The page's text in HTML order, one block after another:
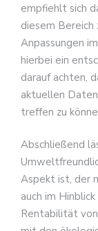
empfiehlt sich
diesem
Anpassungen
hierbei ein
darauf achten,
aktuellen
treffen zu
Abschließend
Aspekt ist, der
auch im
Rentabilität